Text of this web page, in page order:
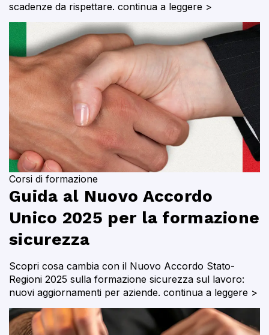
scadenze da rispettare. continua a leggere >
Corsi di formazione
Guida al Nuovo Accordo
Unico 2025 per la formazione
sicurezza
Scopri cosa cambia con il Nuovo Accordo Stato-
Regioni 2025 sulla formazione sicurezza sul lavoro:
nuovi aggiornamenti per aziende. continua a leggere >